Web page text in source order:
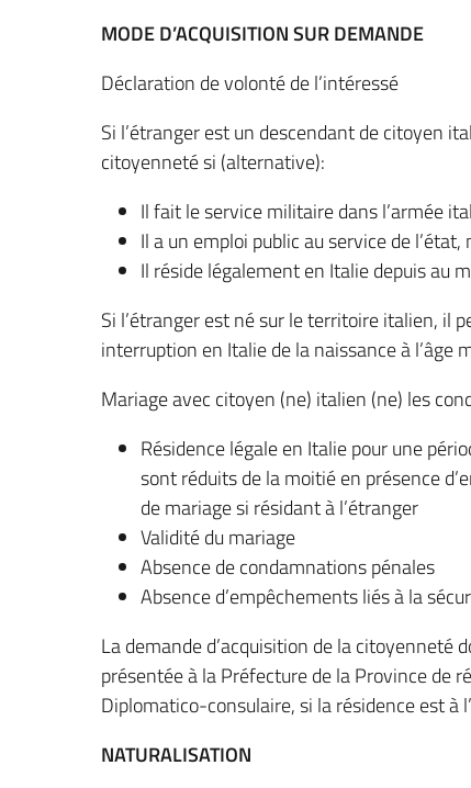
MODE D’ACQUISITION SUR DEMANDE
Déclaration de volonté de l’intéressé
Si l’étranger est un descendant de citoyen
citoyenneté si (alternative):
Il fait le service militaire dans l’armée
Il a un emploi public au service de l’état,
Il réside légalement en Italie depuis au
Si l’étranger est né sur le territoire italien, il
interruption en Italie de la naissance à l’âge
Mariage avec citoyen (ne) italien (ne) les
Résidence légale en Italie pour une
sont réduits de la moitié en présence
de mariage si résidant à l’étranger
Validité du mariage
Absence de condamnations pénales
Absence d’empêchements liés à la
La demande d’acquisition de la citoyenneté
présentée à la Préfecture de la Province de
Diplomatico-consulaire, si la résidence est à
NATURALISATION